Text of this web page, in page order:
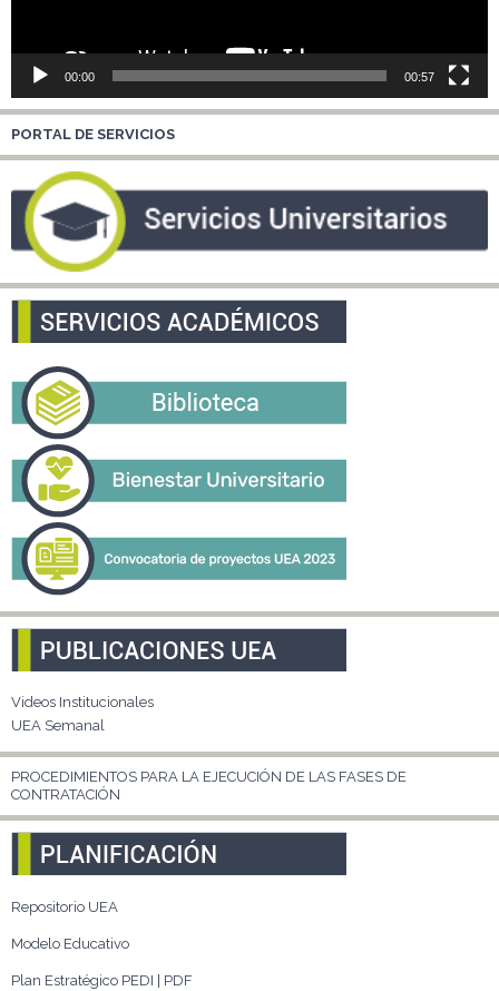
00:00 00:57
PORTAL DE SERVICIOS
Videos Institucionales
UEA Semanal
PROCEDIMIENTOS PARA LA EJECUCIÓN DE LAS FASES DE
CONTRATACIÓN
Repositorio UEA
Modelo Educativo
Plan Estratégico PEDI | PDF